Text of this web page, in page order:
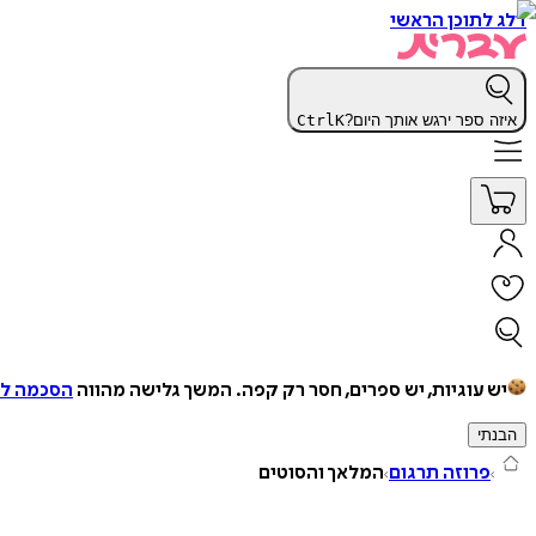
דלג לתוכן הראשי
איזה ספר ירגש אותך היום? CtrlK
יש עוגיות, יש ספרים, חסר רק קפה. המשך גלישה מהווה הסכמה
הבנתי
פרוזה תרגום המלאך והסוטים